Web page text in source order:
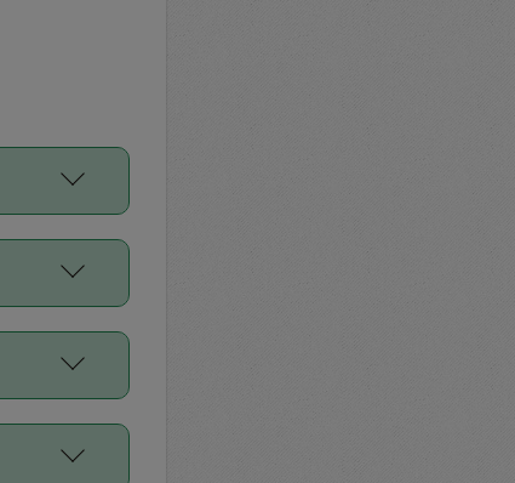
用くださ
すること
、などで
Diners